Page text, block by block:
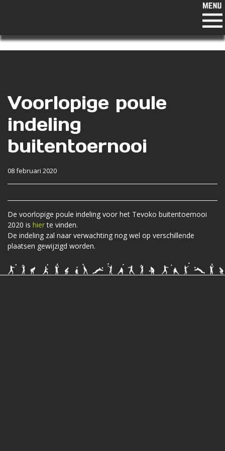
Voorlopige poule
indeling
buitentoernooi
08 februari 2020
De voorlopige poule indeling voor het Tevoko buitentoernooi
2020 is hierte vinden.
De indeling zal naar verwachting nog wel op verschillende
plaatsen gewijzigd worden.